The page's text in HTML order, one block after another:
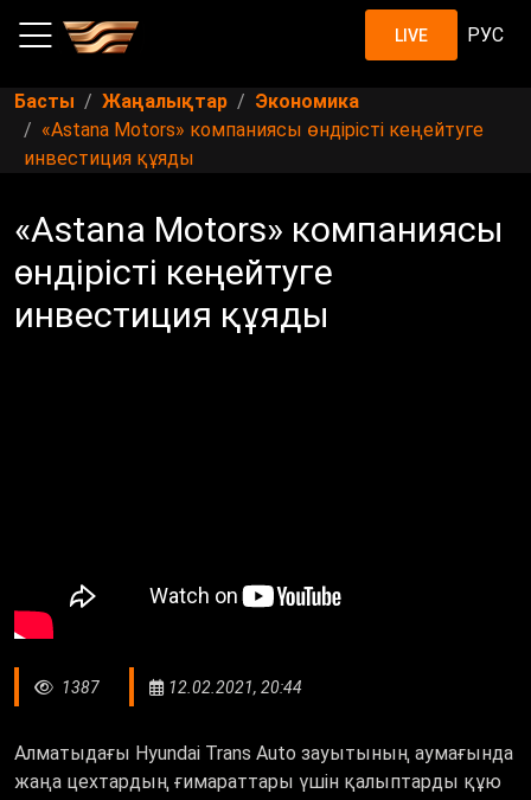
LIVE РУС
Басты Жаңалықтар
Экономика
«Аstana Motors» компаниясы өндірісті кеңейтуге
инвестиция құяды
«Аstana Motors» компаниясы
өндірісті кеңейтуге
инвестиция құяды
1387 12.02.2021, 20:44
Алматыдағы Hyundai Trans Auto зауытының аумағында
жаңа цехтардың ғимараттары үшін қалыптарды құю